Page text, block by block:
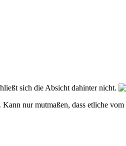
sich die Absicht dahinter nicht.
nur mutmaßen, dass etliche